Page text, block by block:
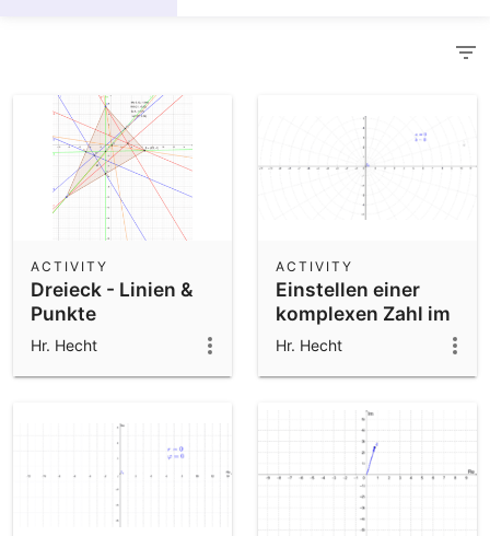
Measurement
Operations
Probability and Statistics
Community Resources
Get started with our Resources
Geometry
3D Calculator
Notes
App Downloads
Dreieck - Linien &
Punkte
ACTIVITY
Hr. Hecht
Einstellen einer
komplexen Zahl im
Polar-KOO-S
ACTIVITY
Hr. Hecht